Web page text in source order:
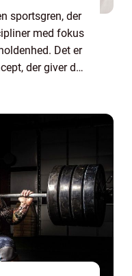
sportsgren, der
med fokus
Det er
der giver de